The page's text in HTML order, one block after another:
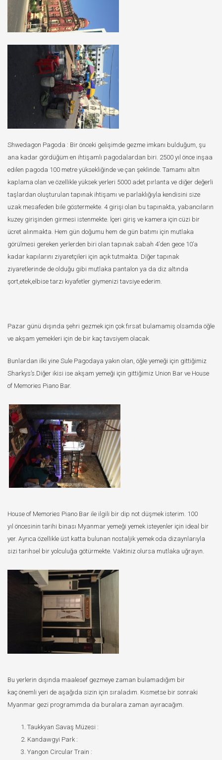
Shwedagon Pagoda : Bir önceki gelişimde gezme imkanı bulduğum, şu
ana kadar gördüğüm en ihtişamlı pagodalardan biri. 2500 yıl önce inşaa
edilen pagoda 100 metre yüksekliğinde ve çan şeklinde. Tamamı altın
kaplama olan ve özellikle yüksek yerleri 5000 adet pırlanta ve diğer değerli
taşlardan oluşturulan tapınak ihtişamı ve parlaklığıyla kendisini size
uzak mesafeden bile göstermekte. 4 girişi olan bu tapınakta, yabancıların
kuzey girişinden girmesi istenmekte. İçeri giriş ve kamera için cüzi bir
ücret alınmakta. Hem gün doğumu hem de gün batımı için mutlaka
görülmesi gereken yerlerden biri olan tapınak sabah 4’den gece 10’a
kadar kapılarını ziyaretçileri için açık tutmakta. Diğer tapınak
ziyaretlerinde de olduğu gibi mutlaka pantalon ya da diz altında
şort,etek,elbise tarzı kıyafetler giymenizi tavsiye ederim.
Pazar günü dışında şehri gezmek için çok fırsat bulamamiş olsamda öğle
ve akşam yemekleri için de bir kaç tavsiyem olacak.
Bunlardan ilki yine Sule Pagodaya yakın olan, öğle yemeği için gittiğimiz
Sharkys’s.Diğer ikisi ise akşam yemeği için gittiğimiz Union Bar ve House
of Memories Piano Bar.
House of Memories Piano Bar ile ilgili bir dip not düşmek isterim. 100
yıl öncesinin tarihi binası Myanmar yemeği yemek isteyenler için ideal bir
yer. Ayrıca özellikle üst katta bulunan nostaljik yemek oda dizaynlarıyla
sizi tarihsel bir yolculuğa götürmekte. Vaktiniz olursa mutlaka uğrayın.
Bu yerlerin dışında maalesef gezmeye zaman bulamadığım bir
kaç önemli yeri de aşağıda sizin için sıraladım. Kısmetse bir sonraki
Myanmar gezi programımda da buralara zaman ayıracağım.
Taukkyan Savaş Müzesi :
Kandawgyi Park :
Yangon Circular Train :